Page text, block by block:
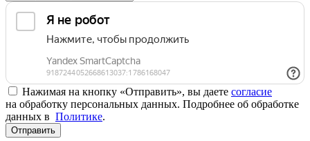
Нажимая на кнопку «Отправить», вы даете согласие
на обработку персональных данных. Подробнее об обработке
данных в Политике.
Отправить